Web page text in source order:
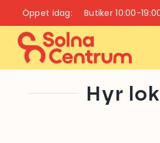
Fortsätt
till
innehållet
Öppet idag: Butiker 10:00-
Hyr